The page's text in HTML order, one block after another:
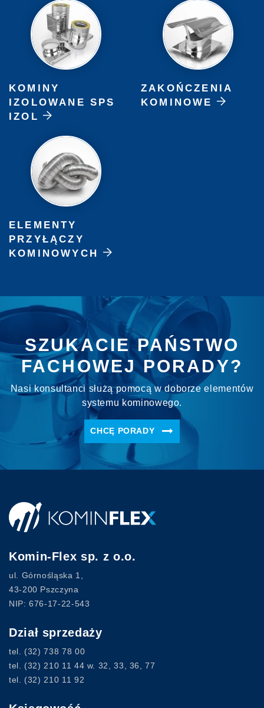
KOMINY
IZOLOWANE SPS
IZOL
ZAKOŃCZENIA
KOMINOWE
ELEMENTY
PRZYŁĄCZY
KOMINOWYCH
SZUKACIE PAŃSTWO
FACHOWEJ PORADY?
Nasi konsultanci służą pomocą w doborze elementów
systemu kominowego.
CHCĘ PORADY
Komin-Flex sp. z o.o.
ul. Górnośląska 1,
43-200 Pszczyna
NIP: 676-17-22-543
Dział sprzedaży
tel. (32) 738 78 00
tel. (32) 210 11 44 w. 32, 33, 36, 77
tel. (32) 210 11 92